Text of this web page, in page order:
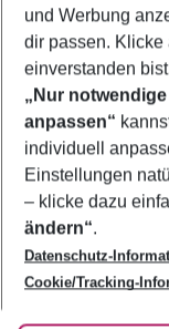
Footer
Footer navigation
Über uns
AGB
Bestpreisgarantie
Cookie-
Cookie-Richtlinie
Agenturbetreuung
Barrierefreies
Folge uns
und Werbung
dir passen. Klicke
einverstanden
„Nur
anpassen“
individuell
Einstellungen
– klicke dazu
ändern“.
Datenschutz-
Cookie/Tracking-